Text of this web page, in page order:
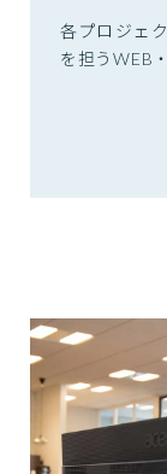
各プロジェ
を担うWEB